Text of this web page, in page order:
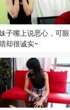
子嘴上说恶心，可眼
却很诚实~